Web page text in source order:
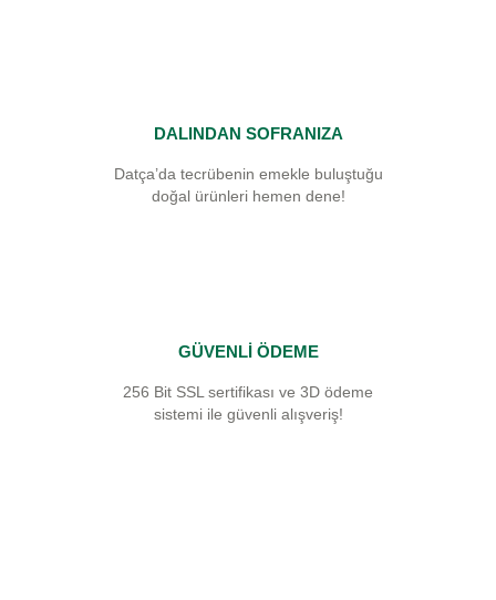
DALINDAN SOFRANIZA
Datça’da tecrübenin emekle buluştuğu
doğal ürünleri hemen dene!
GÜVENLİ ÖDEME
256 Bit SSL sertifikası ve 3D ödeme
sistemi ile güvenli alışveriş!